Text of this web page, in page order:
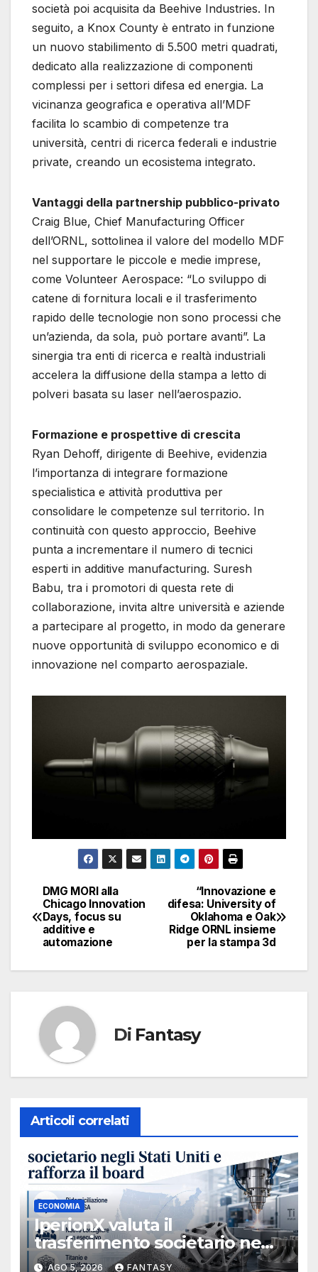
società poi acquisita da Beehive Industries. In
seguito, a Knox County è entrato in funzione
un nuovo stabilimento di 5.500 metri quadrati,
dedicato alla realizzazione di componenti
complessi per i settori difesa ed energia. La
vicinanza geografica e operativa all’MDF
facilita lo scambio di competenze tra
università, centri di ricerca federali e industrie
private, creando un ecosistema integrato.
Vantaggi della partnership pubblico-privato
Craig Blue, Chief Manufacturing Officer
dell’ORNL, sottolinea il valore del modello MDF
nel supportare le piccole e medie imprese,
come Volunteer Aerospace: “Lo sviluppo di
catene di fornitura locali e il trasferimento
rapido delle tecnologie non sono processi che
un’azienda, da sola, può portare avanti”. La
sinergia tra enti di ricerca e realtà industriali
accelera la diffusione della stampa a letto di
polveri basata su laser nell’aerospazio.
Formazione e prospettive di crescita
Ryan Dehoff, dirigente di Beehive, evidenzia
l’importanza di integrare formazione
specialistica e attività produttiva per
consolidare le competenze sul territorio. In
continuità con questo approccio, Beehive
punta a incrementare il numero di tecnici
esperti in additive manufacturing. Suresh
Babu, tra i promotori di questa rete di
collaborazione, invita altre università e aziende
a partecipare al progetto, in modo da generare
nuove opportunità di sviluppo economico e di
innovazione nel comparto aerospaziale.
Navigazione
articoli
“Innovazione e
difesa: University of
Oklahoma e Oak
Ridge ORNL insieme
per la stampa 3d
DMG MORI alla
Chicago Innovation
Days, focus su
additive e
automazione
Di Fantasy
Articoli correlati
ECONOMIA
IperionX valuta il
trasferimento societario negli
Stati Uniti e rafforza il board,
AGO 5, 2026 FANTASY